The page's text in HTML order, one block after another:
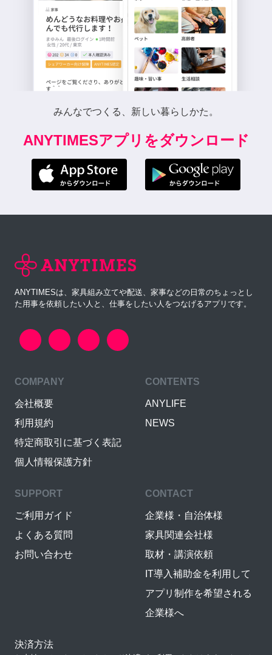
みんなでつくる、新しい暮らしかた。
ANYTIMESアプリをダウンロード
ANYTIMESは、家具組み立てや配送、家事などの日常のちょっとし
た用事を依頼したい人と、仕事をしたい人をつなげるアプリです。
COMPANY
会社概要
利用規約
特定商取引に基づく表記
個人情報保護方針
CONTENTS
ANYLIFE
NEWS
SUPPORT
ご利用ガイド
よくある質問
お問い合わせ
CONTACT
企業様・自治体様
家具関連会社様
取材・講演依頼
IT導入補助金を利用して
アプリ制作を希望される
企業様へ
決済方法